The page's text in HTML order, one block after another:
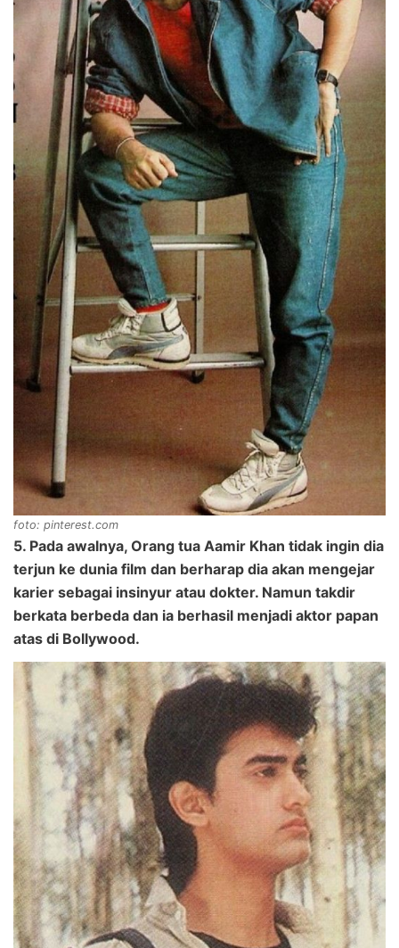
foto: pinterest.com
5. Pada awalnya, Orang tua Aamir Khan tidak ingin dia
terjun ke dunia film dan berharap dia akan mengejar
karier sebagai insinyur atau dokter. Namun takdir
berkata berbeda dan ia berhasil menjadi aktor papan
atas di Bollywood.